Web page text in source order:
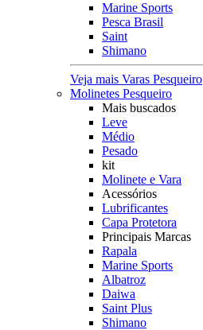
Marine Sports
Pesca Brasil
Saint
Shimano
Veja mais Varas Pesqueiro
Molinetes Pesqueiro
Mais buscados
Leve
Médio
Pesado
kit
Molinete e Vara
Acessórios
Lubrificantes
Capa Protetora
Principais Marcas
Rapala
Marine Sports
Albatroz
Daiwa
Saint Plus
Shimano